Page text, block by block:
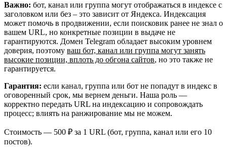
Важно: бот, канал или группа могут отображаться в индексе с
заголовком или без – это зависит от Яндекса. Индексация
может помочь в продвижении, если поисковик ранее не знал о
вашем URL, но конкретные позиции в выдаче не
гарантируются. Домен Telegram обладает высоким уровнем
доверия, поэтому ваш бот, канал или группа могут занять
высокие позиции, вплоть до обгона сайтов, но это также не
гарантируется.
Гарантия: если канал, группа или бот не попадут в индекс в
оговоренный срок, мы вернем деньги. Наша роль —
корректно передать URL на индексацию и сопровождать
процесс; влиять на ранжирование мы не можем.
Стоимость — 500 ₽ за 1 URL (бот, группа, канал или его 10
постов).